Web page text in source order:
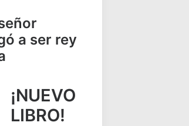
a ser rey
¡NUEVO
LIBRO!